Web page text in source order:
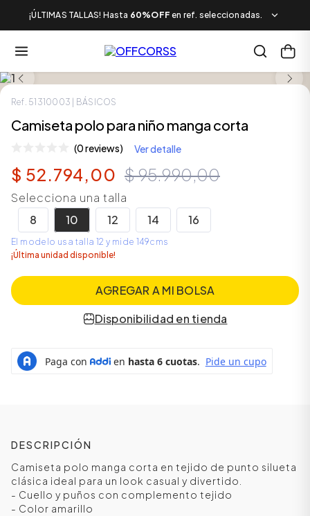
¡ÚLTIMAS TALLAS! Hasta 60%OFF en ref. seleccionadas.
LOOK COMPLETO
Ref. 51310003 | BÁSICOS
Camiseta polo para niño manga corta
(0 reviews) Ver detalle
$ 52.794,00 $95.990,00
Selecciona una talla
8
10 12 14 16
El modelo usa talla 12 y mide 149cms
¡Última unidad disponible!
AGREGAR A MI BOLSA
Disponibilidad en tienda
DESCRIPCIÓN
Camiseta polo manga corta en tejido de punto silueta
clásica ideal para un look casual y divertido.
- Cuello y puños con complemento tejido
- Color amarillo